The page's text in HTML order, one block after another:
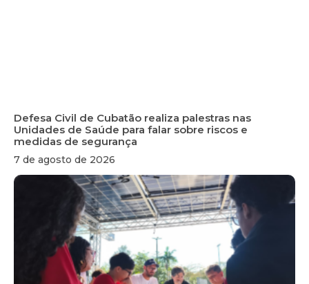
Defesa Civil de Cubatão realiza palestras nas
Unidades de Saúde para falar sobre riscos e
medidas de segurança
7 de agosto de 2026